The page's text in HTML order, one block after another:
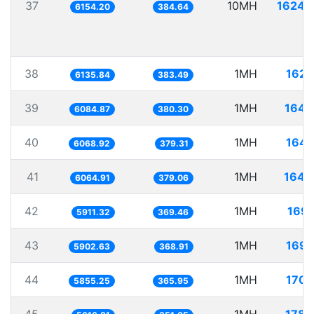
37 6154.20 384.64 10MH
38 6135.84 383.49 1MH
39 6084.87 380.30 1MH
40 6068.92 379.31 1MH
41 6064.91 379.06 1MH
42 5911.32 369.46 1MH
43 5902.63 368.91 1MH
44 5855.25 365.95 1MH